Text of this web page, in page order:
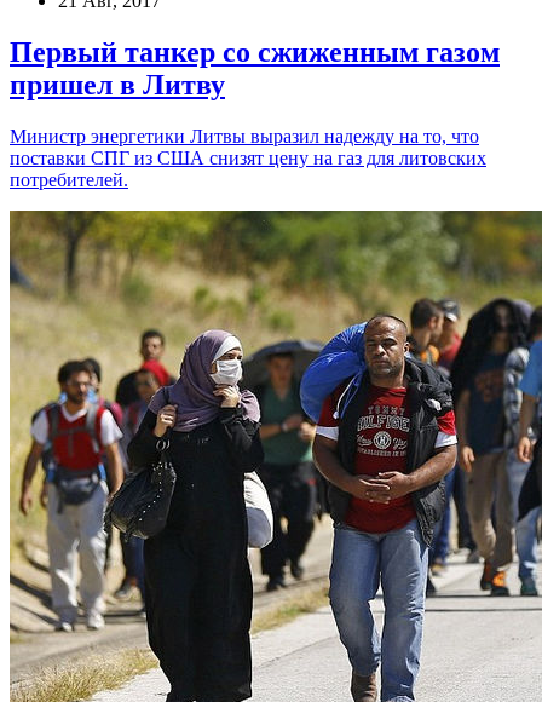
Первый танкер со сжиженным газом
пришел в Литву
Министр энергетики Литвы выразил надежду на то, что
поставки СПГ из США снизят цену на газ для литовских
потребителей.